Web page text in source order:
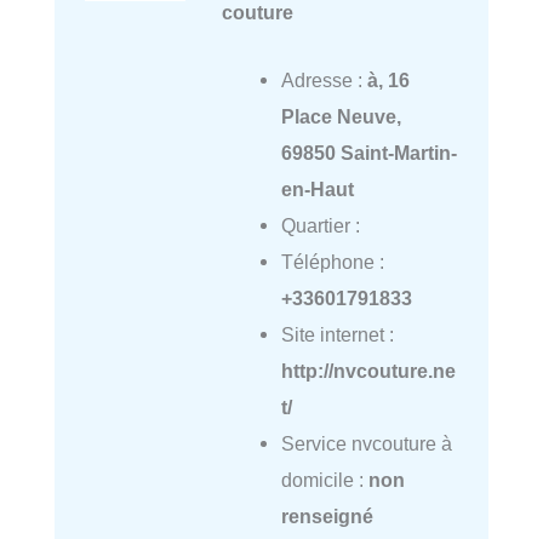
couture
Adresse : à, 16
Place Neuve,
69850 Saint-Martin-
en-Haut
Quartier :
Téléphone :
+33601791833
Site internet :
http://nvcouture.ne
t/
Service nvcouture à
domicile : non
renseigné